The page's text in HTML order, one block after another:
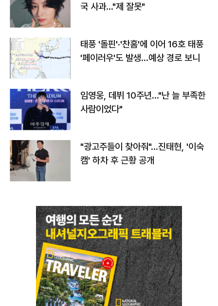
국 사과…"제 잘못"
태풍 '돌핀'·'찬홈'에 이어 16호 태풍
'페이러우'도 발생…예상 경로 보니
임영웅, 데뷔 10주년…"난 늘 부족한
사람이었다"
"광고주들이 찾아줘"…진태현, '이숙
캠' 하차 후 근황 공개